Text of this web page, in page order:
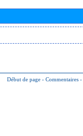
Début de page - Commentaires -